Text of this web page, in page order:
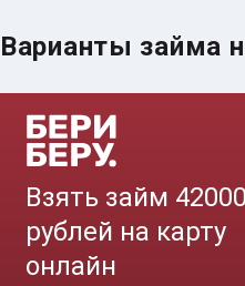
Срочный займ
Сумма
Срок
Варианты займа